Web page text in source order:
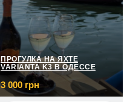
ПРОГУЛКА НА ЯХТЕ
VARIANTA K3 В ОДЕССЕ
3 000 грн